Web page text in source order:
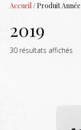
Accueil / Produit
2019
30 résultats affichés